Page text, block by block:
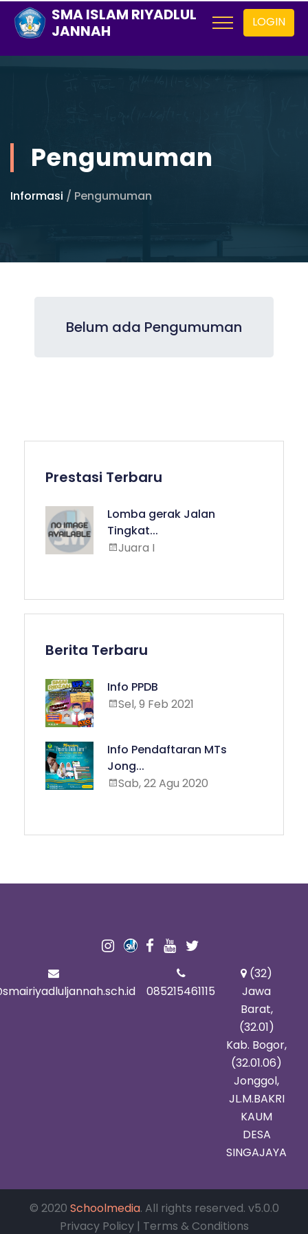
SMA ISLAM RIYADLUL
JANNAH
LOGIN
Pengumuman
Informasi / Pengumuman
Belum ada Pengumuman
Prestasi Terbaru
Lomba gerak Jalan
Tingkat...
Juara I
Berita Terbaru
Info PPDB
Sel, 9 Feb 2021
Info Pendaftaran MTs
Jong...
Sab, 22 Agu 2020
085215461115
(32)
Jawa
Barat,
(32.01)
Kab. Bogor,
(32.01.06)
Jonggol,
JL.M.BAKRI
KAUM
DESA
SINGAJAYA
© 2020 Schoolmedia. All rights reserved. v5.0.0
Privacy Policy | Terms & Conditions